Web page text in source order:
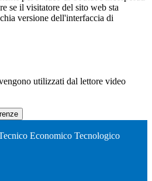
se il visitatore del sito web sta
versione dell'interfaccia di
utilizzati dal lettore video
Economico Tecnologico